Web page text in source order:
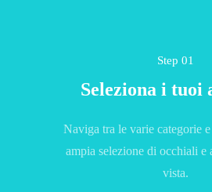
Step 01
Seleziona i tuoi
Naviga tra le varie categorie
ampia selezione di occhiali e
vista.